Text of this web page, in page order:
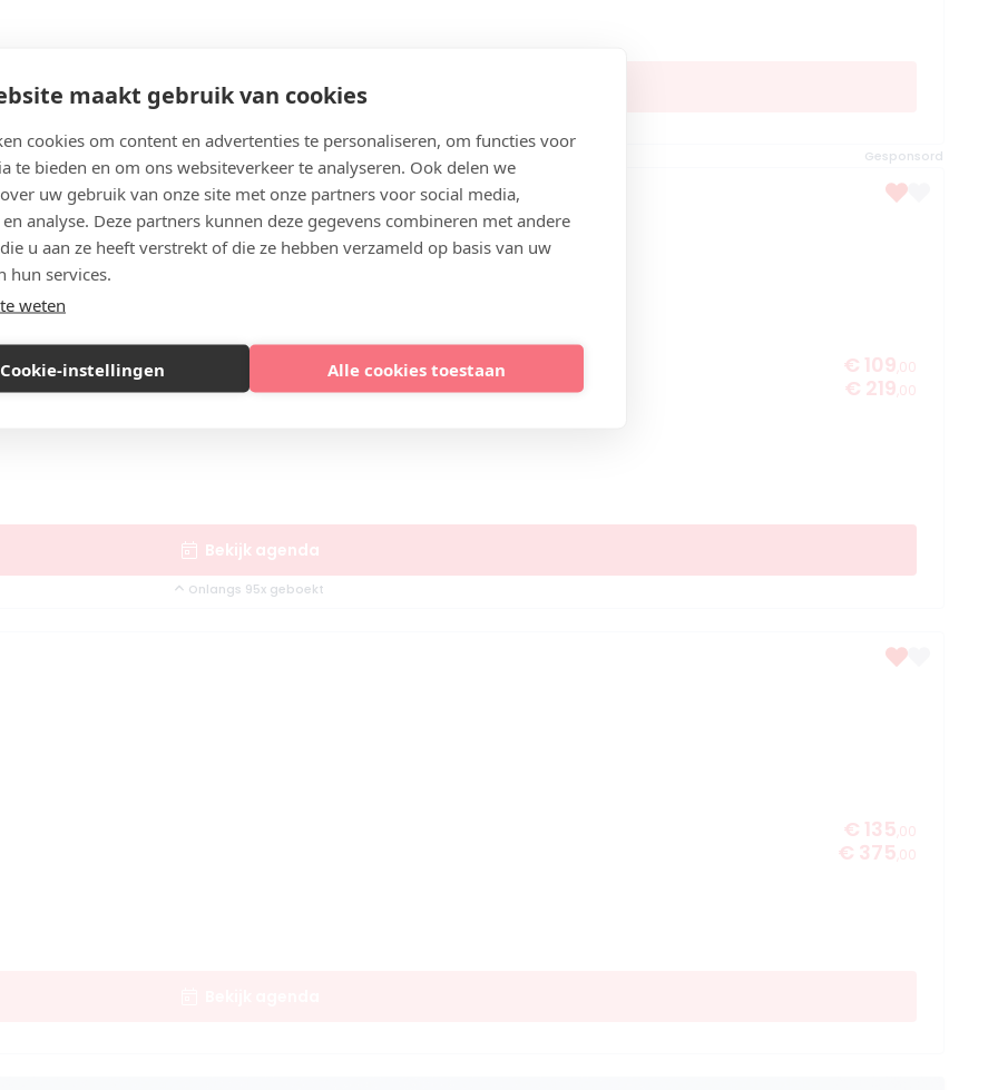
maakt gebruik van cookies
cookies om content en advertenties te personaliseren, om functies voor
te bieden en om ons websiteverkeer te analyseren. Ook delen we
uw gebruik van onze site met onze partners voor social media,
analyse. Deze partners kunnen deze gegevens combineren met andere
u aan ze heeft verstrekt of die ze hebben verzameld op basis van uw
hun services.
weten
Cookie-instellingen Alle cookies toestaan
Bekijk agenda
Gesponsord
€ 109 ,00
€ 219 ,00
Bekijk agenda
Onlangs 95x geboekt
€ 135 ,00
€ 375 ,00